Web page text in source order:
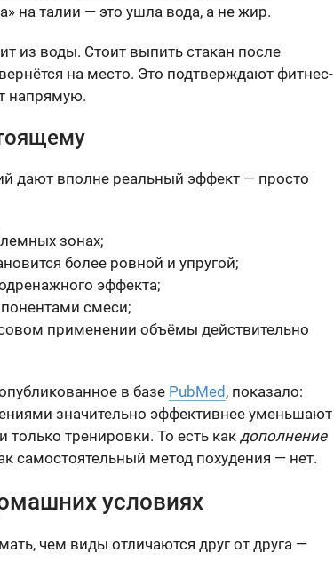
на талии — это ушла вода, а не жир.
из воды. Стоит выпить стакан после
на место. Это подтверждают фитнес-
напрямую.
дают вполне реальный эффект — просто
зонах;
более ровной и упругой;
эффекта;
смеси;
применении объёмы действительно
в базе PubMed , показало:
значительно эффективнее уменьшают
тренировки. То есть какдополнение
самостоятельный метод похудения — нет.
условиях
чем виды отличаются друг от друга —